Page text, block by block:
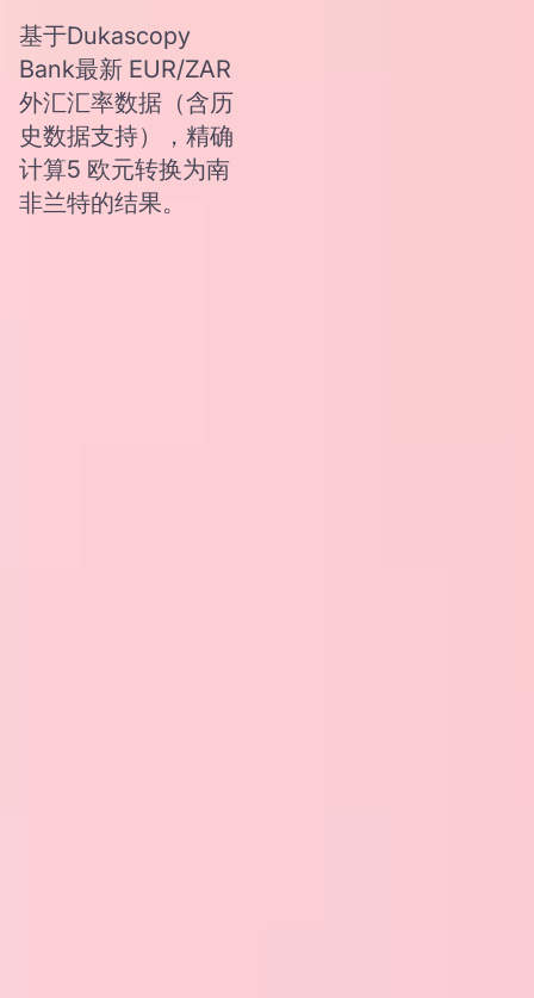
基于Dukascopy
Bank最新 EUR/ZAR
外汇汇率数据（含历
史数据支持），精确
计算5 欧元转换为南
非兰特的结果。